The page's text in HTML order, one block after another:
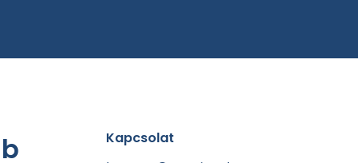
Kapcsolat